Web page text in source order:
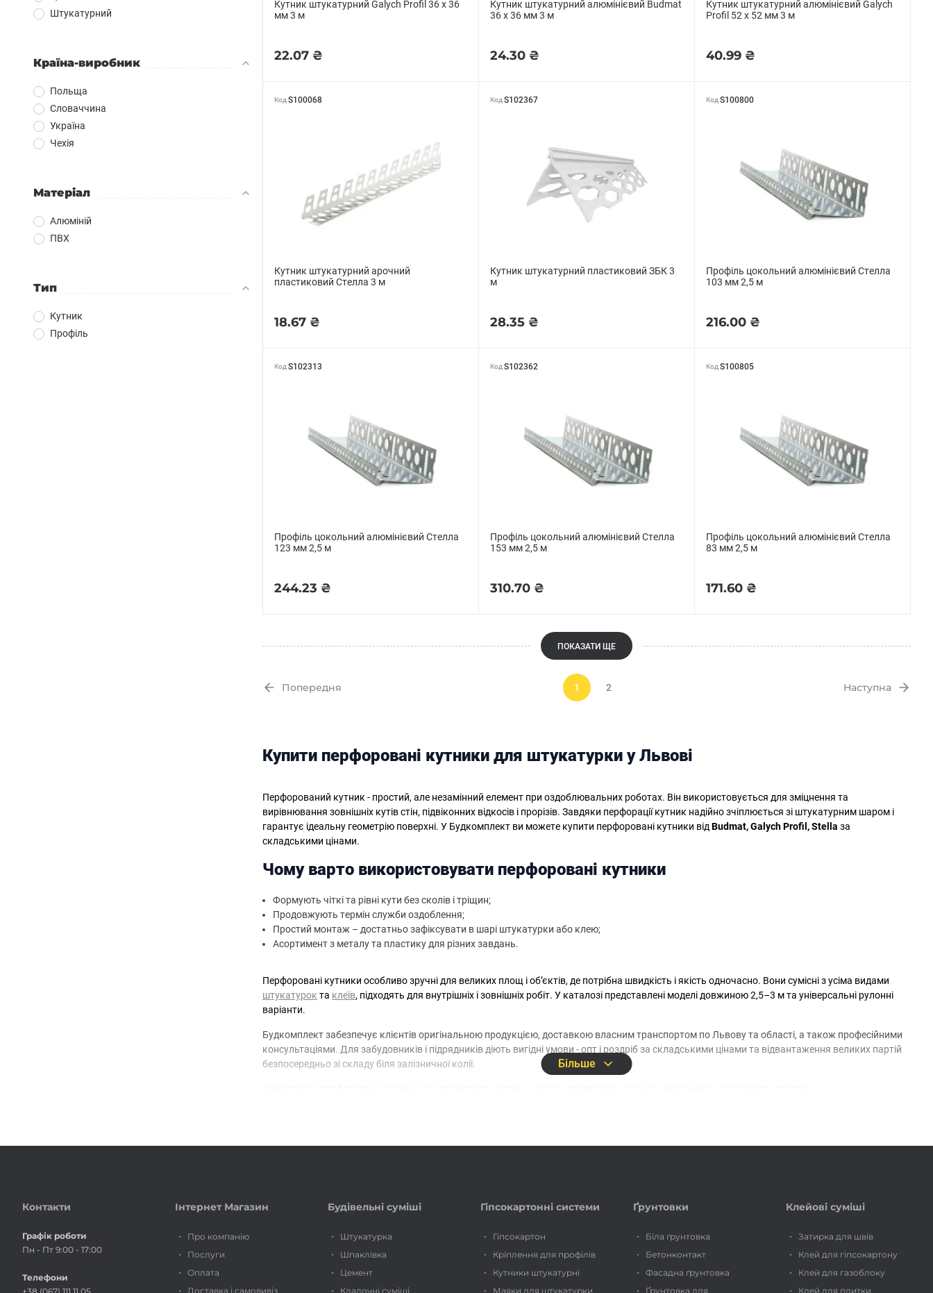
Штукатурний
Країна-виробник
Польща
Словаччина
Україна
Чехія
Матеріал
Алюміній
ПВХ
Тип
Кутник
Профіль
Кутник штукатурний Galych Profil 36 х 36
мм 3 м
22.07 ₴
Кутник штукатурний алюмінієвий Budmat
36 х 36 мм 3 м
24.30 ₴
Кутник штукатурний алюмінієвий Galych
Profil 52 х 52 мм 3 м
40.99 ₴
Код S100068
Кутник штукатурний арочний
пластиковий Стелла 3 м
18.67 ₴
Код S102367
Кутник штукатурний пластиковий ЗБК 3
м
28.35 ₴
Код S100800
Профіль цокольний алюмінієвий Стелла
103 мм 2,5 м
216.00 ₴
Код S102313
Профіль цокольний алюмінієвий Стелла
123 мм 2,5 м
244.23 ₴
Код S102362
Профіль цокольний алюмінієвий Стелла
153 мм 2,5 м
310.70 ₴
Код S100805
Профіль цокольний алюмінієвий Стелла
83 мм 2,5 м
171.60 ₴
ПОКАЗАТИ ЩЕ
Попередня 1 2 Наступна
Купити перфоровані кутники для штукатурки у Львові
Перфорований кутник - простий, але незамінний елемент при оздоблювальних роботах. Він використовується для зміцнення та
вирівнювання зовнішніх кутів стін, підвіконних відкосів і прорізів. Завдяки перфорації кутник надійно зчіплюється зі штукатурним шаром і
гарантує ідеальну геометрію поверхні. У Будкомплект ви можете купити перфоровані кутники відBudmat, Galych Profil, Stella за
складськими цінами.
Чому варто використовувати перфоровані кутники
Формують чіткі та рівні кути без сколів і тріщин;
Продовжують термін служби оздоблення;
Простий монтаж – достатньо зафіксувати в шарі штукатурки або клею;
Асортимент з металу та пластику для різних завдань.
Перфоровані кутники особливо зручні для великих площ і об’єктів, де потрібна швидкість і якість одночасно. Вони сумісні з усіма видами
штукатурок та клеїв, підходять для внутрішніх і зовнішніх робіт. У каталозі представлені моделі довжиною 2,5–3 м та універсальні рулонні
варіанти.
Будкомплект забезпечує клієнтів оригінальною продукцією, доставкою власним транспортом по Львову та області, а також професійними
консультаціями. Для забудовників і підрядників діють вигідні умови - опт і роздріб за складськими цінами та відвантаження великих партій
безпосередньо зі складу біля залізничної колії.
Більше
Контакти
Графік роботи
Пн - Пт 9:00 - 17:00
Телефони
Інтернет Магазин
Про компанію
Послуги
Оплата
Доставка і самовивіз
Будівельні суміші
Штукатурка
Шпаклівка
Цемент
Кладочні суміші
Гіпсокартонні системи
Гіпсокартон
Кріплення для профілів
Кутники штукатурні
Маяки для штукатурки
Ґрунтовки
Біла ґрунтовка
Бетонконтакт
Фасадна ґрунтовка
Ґрунтовка для
Клейові суміші
Затирка для швів
Клей для гіпсокартону
Клей для газоблоку
Клей для плитки